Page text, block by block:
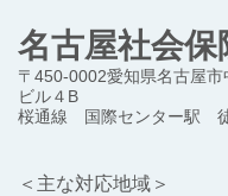
名古屋社会保
〒450-0002愛知県名古屋
ビル４B
桜通線 国際センター駅
＜主な対応地域＞